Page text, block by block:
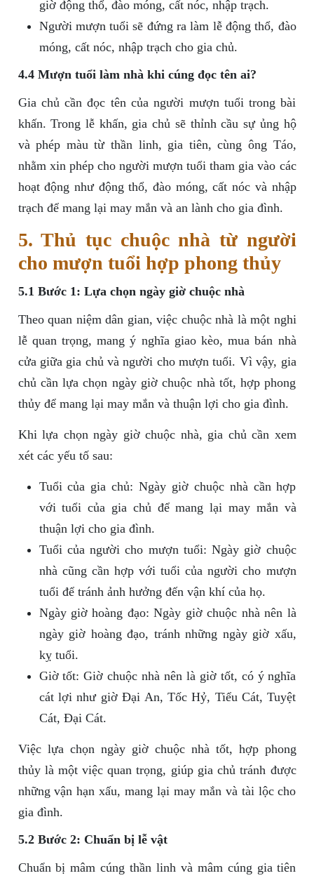
giờ động thổ, đào móng, cất nóc, nhập trạch.
Người mượn tuổi sẽ đứng ra làm lễ động thổ, đào
móng, cất nóc, nhập trạch cho gia chủ.
4.4 Mượn tuổi làm nhà khi cúng đọc tên ai?
Gia chủ cần đọc tên của người mượn tuổi trong bài
khấn. Trong lễ khấn, gia chủ sẽ thỉnh cầu sự ủng hộ
và phép màu từ thần linh, gia tiên, cùng ông Táo,
nhằm xin phép cho người mượn tuổi tham gia vào các
hoạt động như động thổ, đào móng, cất nóc và nhập
trạch để mang lại may mắn và an lành cho gia đình.
5. Thủ tục chuộc nhà từ người
cho mượn tuổi hợp phong thủy
5.1 Bước 1: Lựa chọn ngày giờ chuộc nhà
Theo quan niệm dân gian, việc chuộc nhà là một nghi
lễ quan trọng, mang ý nghĩa giao kèo, mua bán nhà
cửa giữa gia chủ và người cho mượn tuổi. Vì vậy, gia
chủ cần lựa chọn ngày giờ chuộc nhà tốt, hợp phong
thủy để mang lại may mắn và thuận lợi cho gia đình.
Khi lựa chọn ngày giờ chuộc nhà, gia chủ cần xem
xét các yếu tố sau:
Tuổi của gia chủ: Ngày giờ chuộc nhà cần hợp
với tuổi của gia chủ để mang lại may mắn và
thuận lợi cho gia đình.
Tuổi của người cho mượn tuổi: Ngày giờ chuộc
nhà cũng cần hợp với tuổi của người cho mượn
tuổi để tránh ảnh hưởng đến vận khí của họ.
Ngày giờ hoàng đạo: Ngày giờ chuộc nhà nên là
ngày giờ hoàng đạo, tránh những ngày giờ xấu,
kỵ tuổi.
Giờ tốt: Giờ chuộc nhà nên là giờ tốt, có ý nghĩa
cát lợi như giờ Đại An, Tốc Hỷ, Tiểu Cát, Tuyệt
Cát, Đại Cát.
Việc lựa chọn ngày giờ chuộc nhà tốt, hợp phong
thủy là một việc quan trọng, giúp gia chủ tránh được
những vận hạn xấu, mang lại may mắn và tài lộc cho
gia đình.
5.2 Bước 2: Chuẩn bị lễ vật
Chuẩn bị mâm cúng thần linh và mâm cúng gia tiên